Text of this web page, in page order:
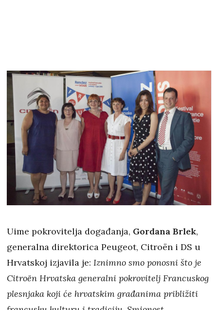
Uime pokrovitelja događanja, Gordana Brlek,
generalna direktorica Peugeot, Citroën i DS u
Hrvatskoj izjavila je: Iznimno smo ponosni što je
Citroën Hrvatska generalni pokrovitelj Francuskog
plesnjaka koji će hrvatskim građanima približiti